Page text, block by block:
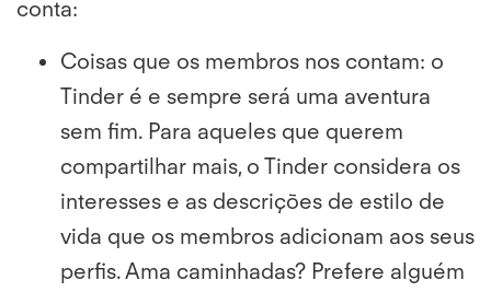
conta:
Coisas que os membros nos contam: o
Tinder é e sempre será uma aventura
sem fim. Para aqueles que querem
compartilhar mais, o Tinder considera os
interesses e as descrições de estilo de
vida que os membros adicionam aos seus
perfis. Ama caminhadas? Prefere alguém